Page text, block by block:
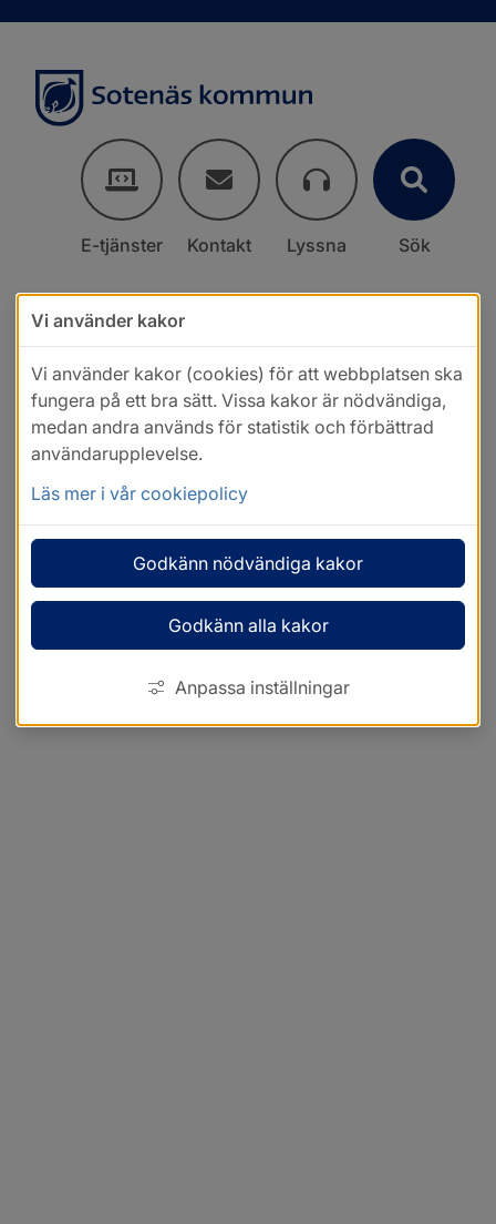
E-tjänster Kontakt Lyssna Sök
Vi använder kakor
Vi använder kakor (cookies) för att webbplatsen ska
fungera på ett bra sätt. Vissa kakor är nödvändiga,
medan andra används för statistik och förbättrad
användarupplevelse.
Läs mer i vår cookiepolicy
Godkänn nödvändiga kakor
Godkänn alla kakor
Anpassa inställningar